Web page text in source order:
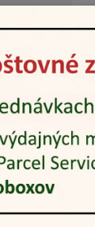
Opasky Žena